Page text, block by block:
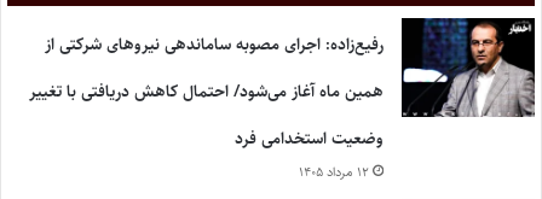
رفیع‌زاده: اجرای مصوبه ساماندهی نیروهای شرکتی از
همین ماه آغاز می‌شود/ احتمال کاهش دریافتی با تغییر
وضعیت استخدامی فرد
۱۲ مرداد ۱۴۰۵